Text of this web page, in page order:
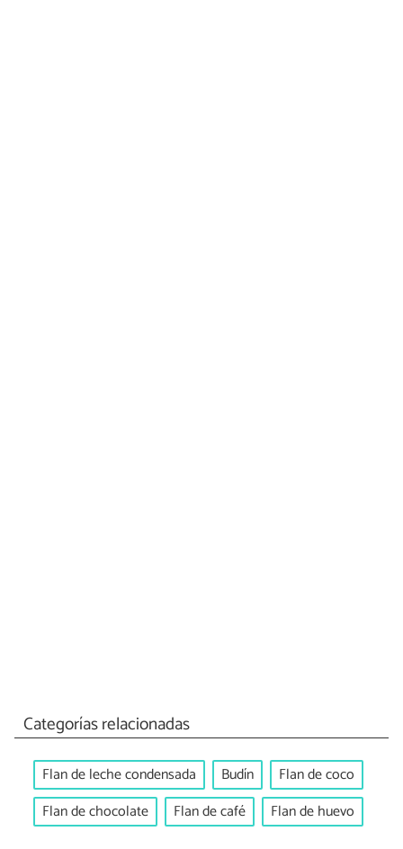
Categorías relacionadas
Flan de leche condensada Budín
Flan de coco
Flan de chocolate
Flan de café Flan de huevo